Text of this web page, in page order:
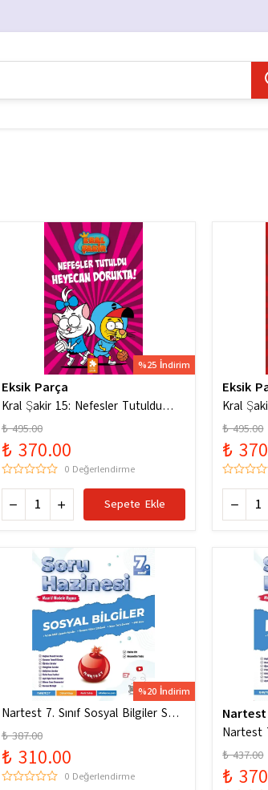
%25 İndirim
Eksik Parça
Kral Şakir 15: Nefesler Tutuldu
Heyecan Dorukta
₺ 495.00
₺ 370.00
0 Değerlendirme
Sepete Ekle
Eksik
Kral
Dürüm
₺ 495.00
₺
%20 İndirim
Nartest 7. Sınıf Sosyal Bilgiler Soru
Hazinesi Yeni Maarif Modele Uygun
₺ 387.00
₺ 310.00
0 Değerlendirme
Nartest
Nartest
Hazinesi
₺ 437.00
₺